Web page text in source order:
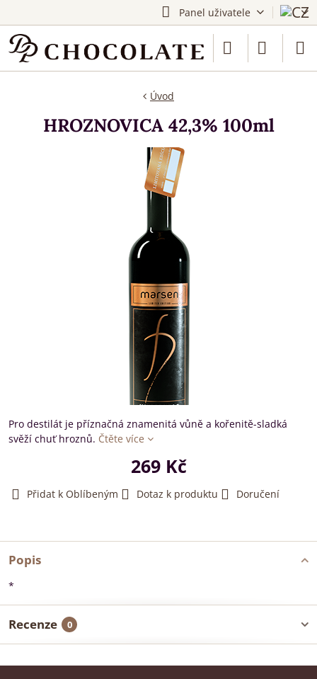
Panel uživatele
Úvod
HROZNOVICA 42,3% 100ml
Pro destilát je příznačná znamenitá vůně a kořenitě-sladká
svěží chuť hroznů. Čtěte více
269 Kč
Přidat k Oblíbeným Dotaz k produktu Doručení
Popis
*
Recenze 0